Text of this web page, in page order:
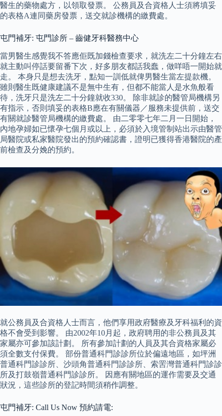
醫生的藥物處方，以領取發票。 公務員及合資格人士須將填妥
的表格A連同藥房發票，送交就診機構的繳費處。
屯門補牙: 屯門診所 – 齒健牙科醫務中心
當男醫生感覺我不答應佢既加錢檢查要求，就洗左二十分鐘左右
就主動叫停話要留番下次，好多朋友都話我蠢，做咩唔一開始就
走。 本身只是想去洗牙，點知一訓低就俾男醫生當左提款機。
雖則醫生既健康建議不是無中生有，但都不能當人是水魚般看
待，洗牙只是洗左二十分鐘就收330。 除非就診的醫管局機構另
有指示，否則填妥的表格B應在有關儀器／服務未提供前，送交
有關就診醫管局機構的繳費處。 由二零零七年二月一日開始，
內地孕婦如已懷孕七個月或以上，必須於入境管制站出示由醫管
局醫院或私家醫院發出的預約確認書，證明已獲得香港醫院的產
前檢查及分娩的預約。
就公務員及合資格人士而言，他們享用政府醫療及牙科福利的資
格不會受到影響。 由2002年10月起，政府聘用的非公務員及其
家屬亦可參加該計劃。 所有參加計劃的人員及其合資格家屬必
須全數支付保費。 部份普通科門診診所位於偏遠地區，如坪洲
普通科門診診所、沙頭角普通科門診診所、索罟灣普通科門診診
所及打鼓嶺普通科門診診所。 因應有關地區的運作需要及交通
狀況，這些診所的登記時間須稍作調整。
屯門補牙: Call Us Now 預約請電: